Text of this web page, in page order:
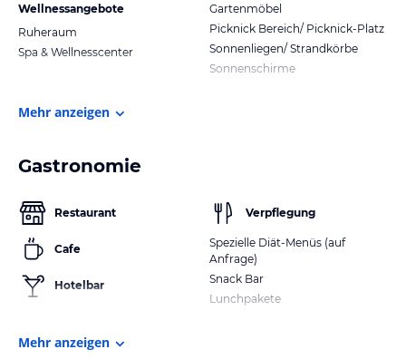
Wellnessangebote
Ruheraum
Spa & Wellnesscenter
Gartenmöbel
Picknick Bereich/ Picknick-Platz
Sonnenliegen/ Strandkörbe
Sonnenschirme
Mehr anzeigen
Gastronomie
Restaurant
Cafe
Hotelbar
Verpflegung
Spezielle Diät-Menüs (auf
Anfrage)
Snack Bar
Lunchpakete
Mehr anzeigen